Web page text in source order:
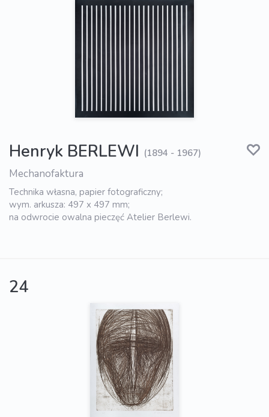
Henryk BERLEWI (1894 - 1967)
Mechanofaktura
Technika własna, papier fotograficzny;
wym. arkusza: 497 x 497 mm;
na odwrocie owalna pieczęć Atelier Berlewi.
24